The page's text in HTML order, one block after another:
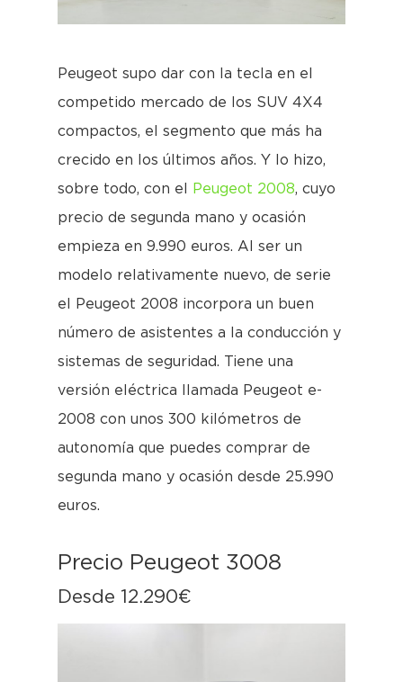
Peugeot supo dar con la tecla en el
competido mercado de los SUV 4X4
compactos, el segmento que más ha
crecido en los últimos años. Y lo hizo,
sobre todo, con el
Peugeot 2008, cuyo
precio de segunda mano y ocasión
empieza en 9.990 euros. Al ser un
modelo relativamente nuevo, de serie
el Peugeot 2008 incorpora un buen
número de asistentes a la conducción y
sistemas de seguridad. Tiene una
versión eléctrica llamada Peugeot e-
2008 con unos 300 kilómetros de
autonomía que puedes comprar de
segunda mano y ocasión desde 25.990
euros.
Precio Peugeot 3008
Desde 12.290€